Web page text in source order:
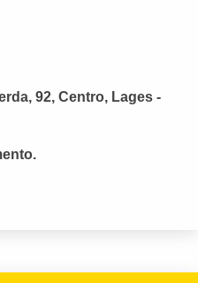
92, Centro, Lages -